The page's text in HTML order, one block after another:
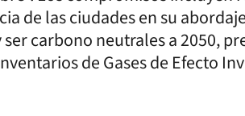
de las ciudades en su
ser carbono neutrales a 2050,
de Gases de Efecto